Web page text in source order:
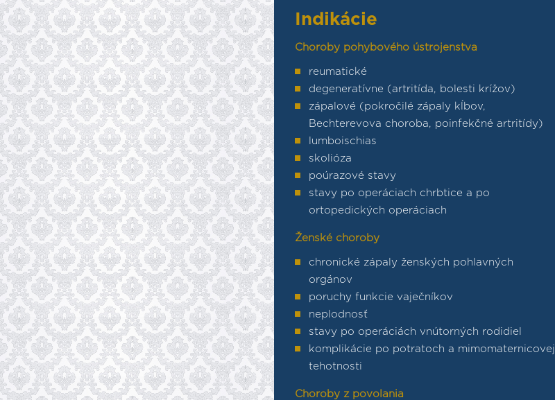
Indikácie
Choroby pohybového ústrojenstva
reumatické
degeneratívne (artritída, bolesti krížov)
zápalové (pokročilé zápaly kĺbov,
Bechterevova choroba, poinfekčné artritídy)
lumboischias
skolióza
poúrazové stavy
stavy po operáciach chrbtice a po
ortopedických operáciach
Ženské choroby
chronické zápaly ženských pohlavných
orgánov
poruchy funkcie vaječníkov
neplodnosť
stavy po operáciách vnútorných rodidiel
komplikácie po potratoch a mimomaternicovej
tehotnosti
Choroby z povolania